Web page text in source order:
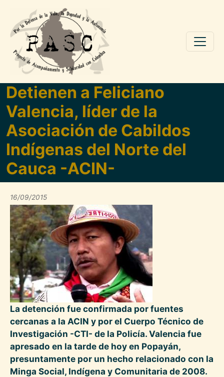
Pasar al contenido principal
Detienen a Feliciano
Valencia, líder de la
Asociación de Cabildos
Indígenas del Norte del
Cauca -ACIN-
16/09/2015
La detención fue confirmada por fuentes
cercanas a la ACIN y por el Cuerpo Técnico de
Investigación -CTI- de la Policía. Valencia fue
apresado en la tarde de hoy en Popayán,
presuntamente por un hecho relacionado con la
Minga Social, Indígena y Comunitaria de 2008.